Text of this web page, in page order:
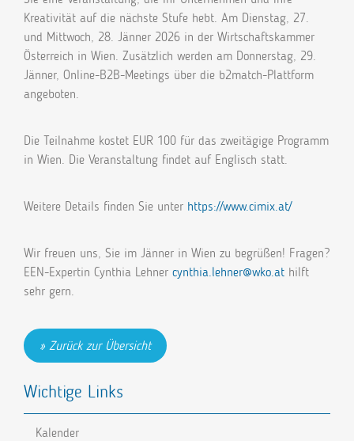
Kreativität auf die nächste Stufe hebt. Am Dienstag, 27.
und Mittwoch, 28. Jänner 2026 in der Wirtschaftskammer
Österreich in Wien. Zusätzlich werden am Donnerstag, 29.
Jänner, Online-B2B-Meetings über die b2match-Plattform
angeboten.
Die Teilnahme kostet EUR 100 für das zweitägige Programm
in Wien. Die Veranstaltung findet auf Englisch statt.
Weitere Details finden Sie unter https://www.cimix.at/
Wir freuen uns, Sie im Jänner in Wien zu begrüßen! Fragen?
EEN-Expertin Cynthia Lehner cynthia.lehner@wko.at hilft
sehr gern.
Zurück zur Übersicht
Wichtige Links
Kalender